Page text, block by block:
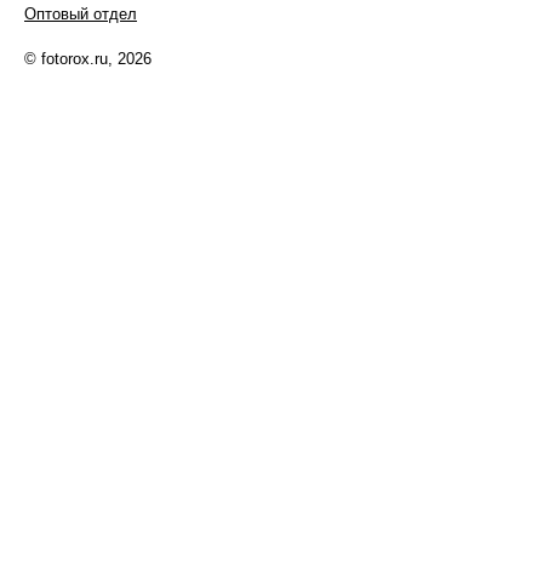
Оптовый отдел
© fotorox.ru, 2026